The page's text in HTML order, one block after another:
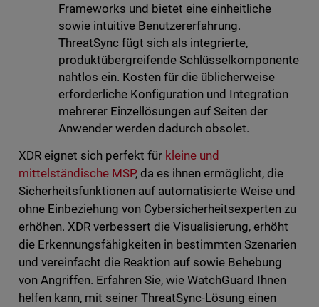
Frameworks und bietet eine einheitliche
sowie intuitive Benutzererfahrung.
ThreatSync fügt sich als integrierte,
produktübergreifende Schlüsselkomponente
nahtlos ein. Kosten für die üblicherweise
erforderliche Konfiguration und Integration
mehrerer Einzellösungen auf Seiten der
Anwender werden dadurch obsolet.
XDR eignet sich perfekt fürkleine und
mittelständische MSP, da es ihnen ermöglicht, die
Sicherheitsfunktionen auf automatisierte Weise und
ohne Einbeziehung von Cybersicherheitsexperten zu
erhöhen. XDR verbessert die Visualisierung, erhöht
die Erkennungsfähigkeiten in bestimmten Szenarien
und vereinfacht die Reaktion auf sowie Behebung
von Angriffen. Erfahren Sie, wie WatchGuard Ihnen
helfen kann, mit seiner ThreatSync-Lösung einen